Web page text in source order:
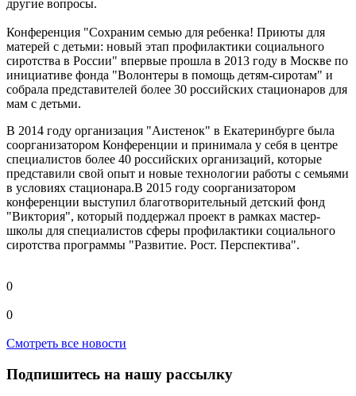
другие вопросы.
Конференция "Сохраним семью для ребенка! Приюты для
матерей с детьми: новый этап профилактики социального
сиротства в России" впервые прошла в 2013 году в Москве по
инициативе фонда "Волонтеры в помощь детям-сиротам" и
собрала представителей более 30 российских стационаров для
мам с детьми.
В 2014 году организация "Аистенок" в Екатеринбурге была
соорганизатором Конференции и принимала у себя в центре
специалистов более 40 российских организаций, которые
представили свой опыт и новые технологии работы с семьями
в условиях стационара.В 2015 году соорганизатором
конференции выступил благотворительный детский фонд
"Виктория", который поддержал проект в рамках мастер-
школы для специалистов сферы профилактики социального
сиротства программы "Развитие. Рост. Перспектива".
0
0
Смотреть все новости
Подпишитесь на нашу рассылку